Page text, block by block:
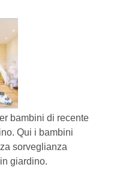
bambini di recente
Qui i bambini
sorveglianza
giardino.